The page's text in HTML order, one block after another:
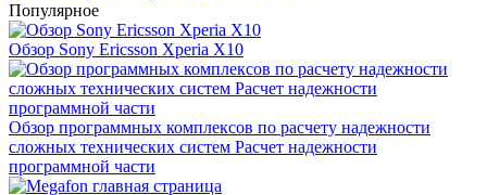
Популярное
Обзор Sony Ericsson Xperia X10
Обзор программных комплексов по расчету надежности
сложных технических систем Расчет надежности
программной части